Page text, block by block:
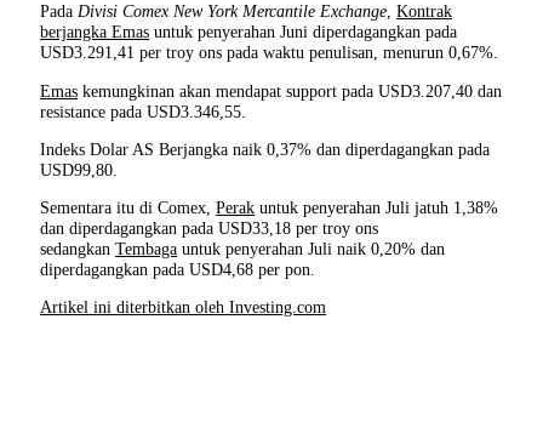
Pada Divisi Comex New York Mercantile Exchange ,Kontrak
berjangka Emas untuk penyerahan Juni diperdagangkan pada
USD3.291,41 per troy ons pada waktu penulisan, menurun 0,67%.
Emas kemungkinan akan mendapat support pada USD3.207,40 dan
resistance pada USD3.346,55.
Indeks Dolar AS Berjangka naik 0,37% dan diperdagangkan pada
USD99,80.
Sementara itu di Comex,Perak untuk penyerahan Juli jatuh 1,38%
dan diperdagangkan pada USD33,18 per troy ons
sedangkanTembaga untuk penyerahan Juli naik 0,20% dan
diperdagangkan pada USD4,68 per pon.
Artikel ini diterbitkan oleh Investing.com